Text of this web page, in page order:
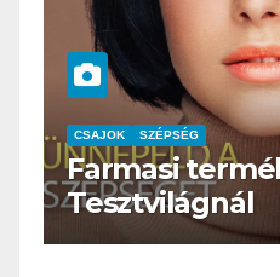
CSAJOK SZÉPSÉG
HERBioticum